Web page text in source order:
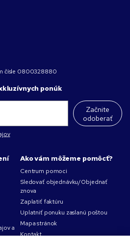
čísle 0800328880
ponúk
Začnite
odoberať
a
Ako vám môžeme pomôcť?
Centrum pomoci
Sledovať objednávku/Objednať
znova
Zaplatiť faktúru
Uplatniť ponuku zaslanú poštou
Mapa stránok
Kontakt